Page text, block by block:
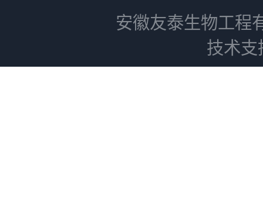
安徽友泰生物工程
技术